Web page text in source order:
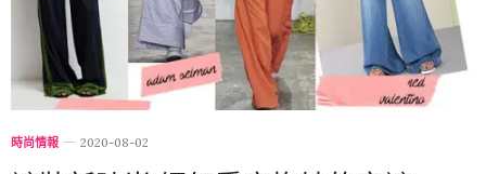
時尚情報 2020-08-02